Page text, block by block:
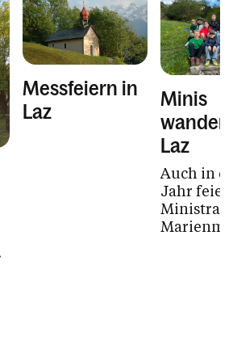
Messfeiern in
Laz
Minis
Laz
Auch in
Jahr